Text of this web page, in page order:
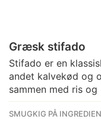
Græsk stifado
Stifado er en
andet kalvekød og
sammen med ris og
SMUGKIG PÅ